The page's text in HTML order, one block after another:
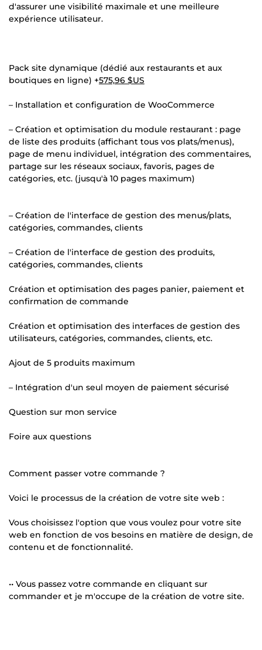
d'assurer une visibilité maximale et une meilleure
expérience utilisateur.
Pack site dynamique (dédié aux restaurants et aux
boutiques en ligne) +575,96 $US
– Installation et configuration de WooCommerce
– Création et optimisation du module restaurant : page
de liste des produits (affichant tous vos plats/menus),
page de menu individuel, intégration des commentaires,
partage sur les réseaux sociaux, favoris, pages de
catégories, etc. (jusqu'à 10 pages maximum)
– Création de l'interface de gestion des menus/plats,
catégories, commandes, clients
– Création de l'interface de gestion des produits,
catégories, commandes, clients
Création et optimisation des pages panier, paiement et
confirmation de commande
Création et optimisation des interfaces de gestion des
utilisateurs, catégories, commandes, clients, etc.
Ajout de 5 produits maximum
– Intégration d'un seul moyen de paiement sécurisé
Question sur mon service
Foire aux questions
Comment passer votre commande ?
Voici le processus de la création de votre site web :
Vous choisissez l'option que vous voulez pour votre site
web en fonction de vos besoins en matière de design, de
contenu et de fonctionnalité.
•• Vous passez votre commande en cliquant sur
commander et je m'occupe de la création de votre site.